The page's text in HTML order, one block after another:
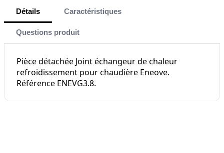
Détails Caractéristiques
Questions produit
Pièce détachée Joint échangeur de chaleur
refroidissement pour chaudière Eneove.
Référence ENEVG3.8.